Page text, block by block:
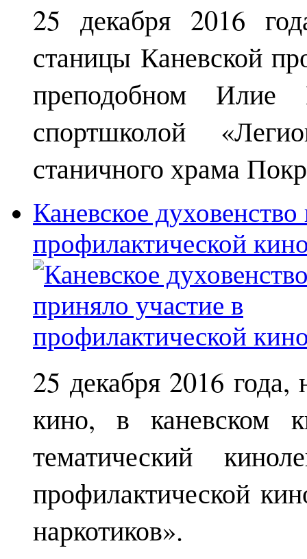
25 декабря 2016
станицы Каневской
преподобном Илие
спортшколой
станичного храма
Каневское
профилактической
25 декабря 2016
кино, в каневском
тематический
профилактической
наркотиков».